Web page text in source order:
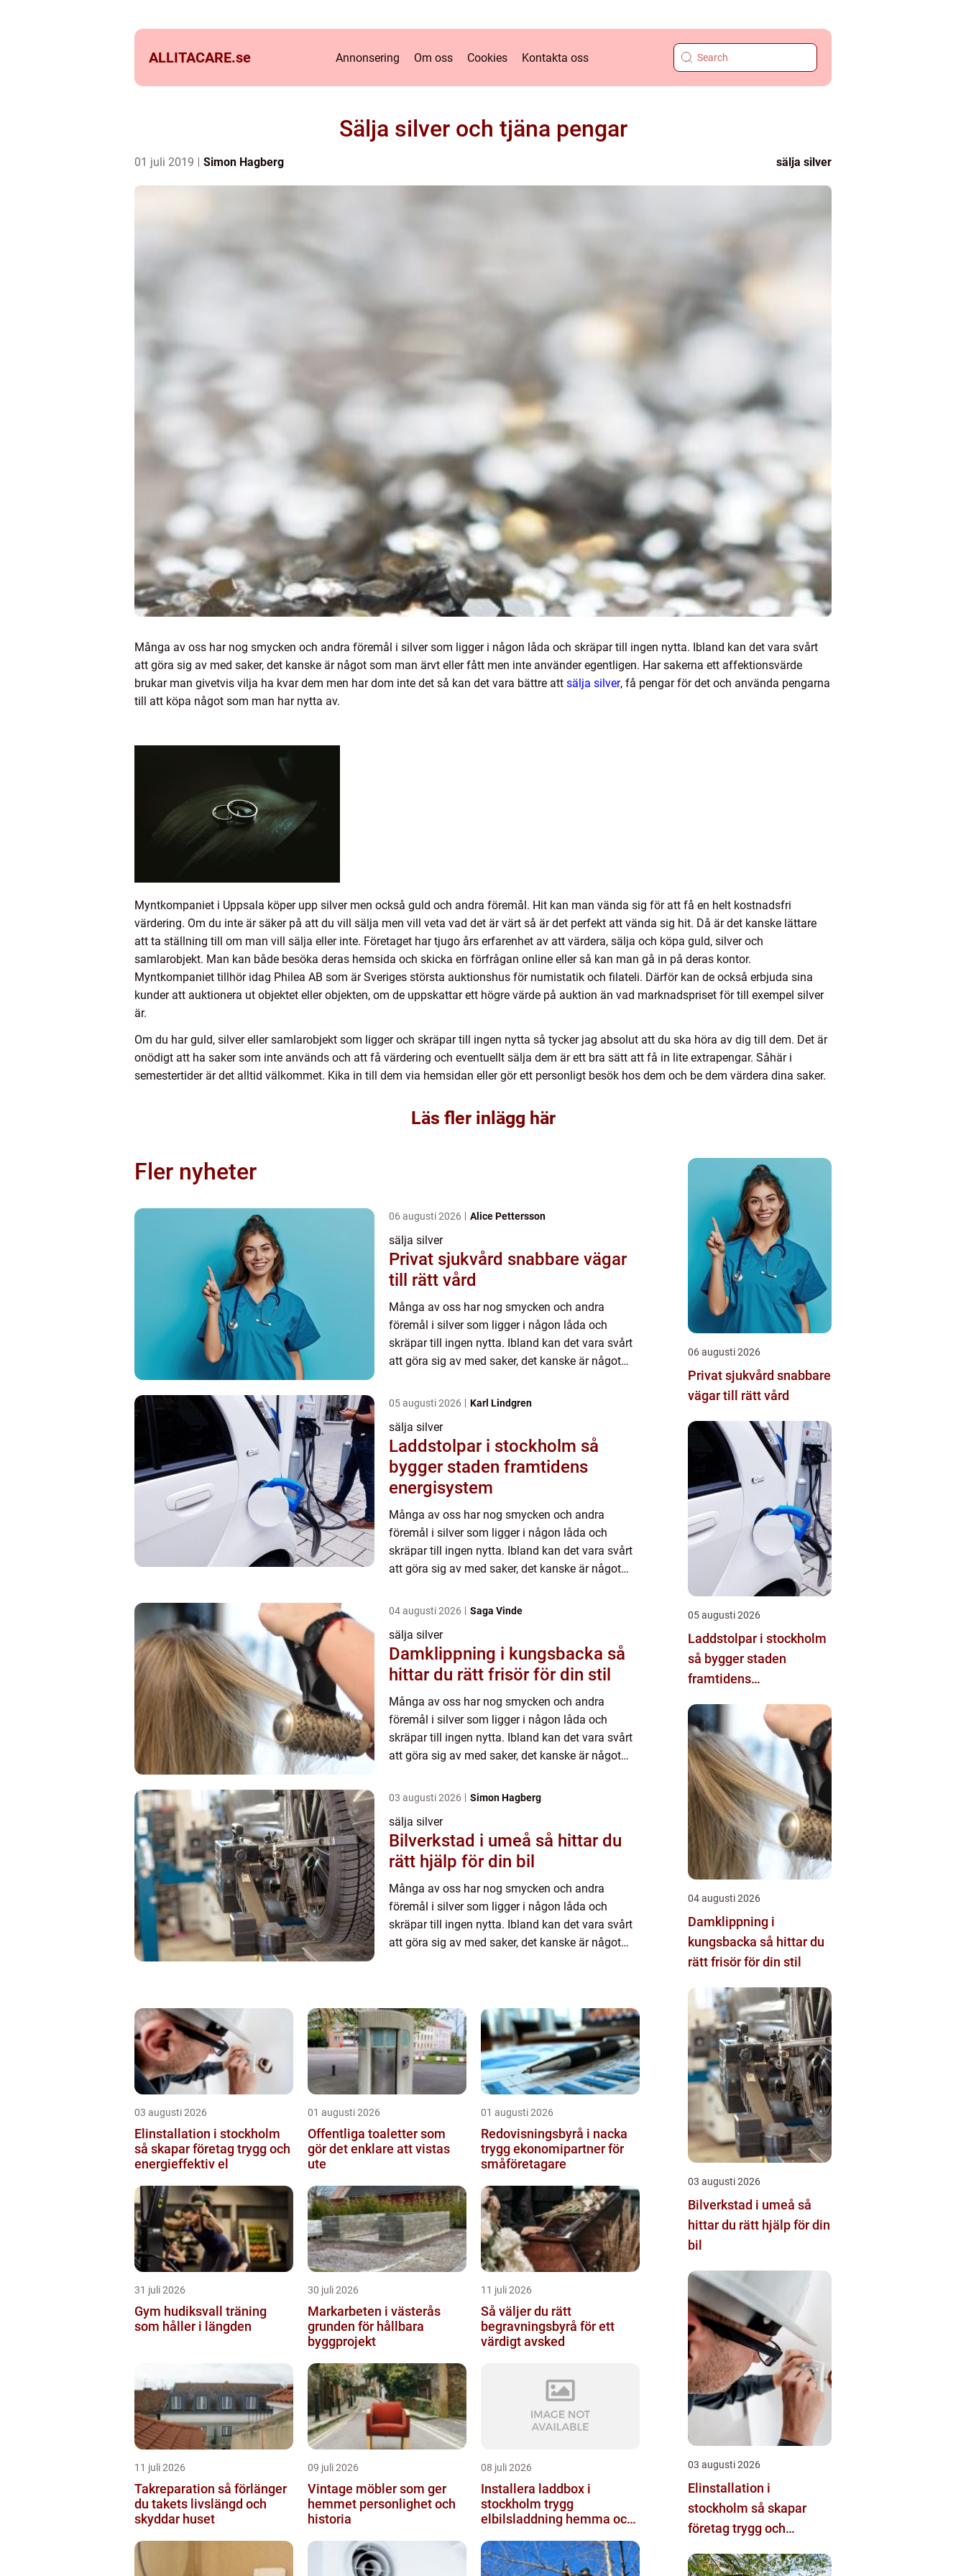
ALLITACARE.se Annonsering Om oss Cookies Kontakta oss
Sälja silver och tjäna pengar
01 juli 2019 Simon Hagberg sälja silver
Många av oss har nog smycken och andra föremål i silver som ligger i någon låda och skräpar till ingen nytta. Ibland kan det vara svårt
att göra sig av med saker, det kanske är något som man ärvt eller fått men inte använder egentligen. Har sakerna ett affektionsvärde
brukar man givetvis vilja ha kvar dem men har dom inte det så kan det vara bättre att sälja silver, få pengar för det och använda pengarna
till att köpa något som man har nytta av.
Myntkompaniet i Uppsala köper upp silver men också guld och andra föremål. Hit kan man vända sig för att få en helt kostnadsfri
värdering. Om du inte är säker på att du vill sälja men vill veta vad det är värt så är det perfekt att vända sig hit. Då är det kanske lättare
att ta ställning till om man vill sälja eller inte. Företaget har tjugo års erfarenhet av att värdera, sälja och köpa guld, silver och
samlarobjekt. Man kan både besöka deras hemsida och skicka en förfrågan online eller så kan man gå in på deras kontor.
Myntkompaniet tillhör idag Philea AB som är Sveriges största auktionshus för numistatik och filateli. Därför kan de också erbjuda sina
kunder att auktionera ut objektet eller objekten, om de uppskattar ett högre värde på auktion än vad marknadspriset för till exempel silver
är.
Om du har guld, silver eller samlarobjekt som ligger och skräpar till ingen nytta så tycker jag absolut att du ska höra av dig till dem. Det är
onödigt att ha saker som inte används och att få värdering och eventuellt sälja dem är ett bra sätt att få in lite extrapengar. Såhär i
semestertider är det alltid välkommet. Kika in till dem via hemsidan eller gör ett personligt besök hos dem och be dem värdera dina saker.
Läs fler inlägg här
Fler nyheter
06 augusti 2026 Alice Pettersson
sälja silver
Privat sjukvård snabbare vägar
till rätt vård
Många av oss har nog smycken och andra
föremål i silver som ligger i någon låda och
skräpar till ingen nytta. Ibland kan det vara svårt
att göra sig av med saker, det kanske är något
05 augusti 2026 Karl Lindgren
sälja silver
Laddstolpar i stockholm så
bygger staden framtidens
energisystem
Många av oss har nog smycken och andra
föremål i silver som ligger i någon låda och
skräpar till ingen nytta. Ibland kan det vara svårt
att göra sig av med saker, det kanske är något
04 augusti 2026 Saga Vinde
sälja silver
Damklippning i kungsbacka så
hittar du rätt frisör för din stil
Många av oss har nog smycken och andra
föremål i silver som ligger i någon låda och
skräpar till ingen nytta. Ibland kan det vara svårt
att göra sig av med saker, det kanske är något
03 augusti 2026 Simon Hagberg
sälja silver
Bilverkstad i umeå så hittar du
rätt hjälp för din bil
Många av oss har nog smycken och andra
föremål i silver som ligger i någon låda och
skräpar till ingen nytta. Ibland kan det vara svårt
att göra sig av med saker, det kanske är något
03 augusti 2026
Elinstallation i stockholm
så skapar företag trygg och
energieffektiv el
01 augusti 2026
Offentliga toaletter som
gör det enklare att vistas
ute
01 augusti 2026
Redovisningsbyrå i nacka
trygg ekonomipartner för
småföretagare
31 juli 2026
Gym hudiksvall träning
som håller i längden
30 juli 2026
Markarbeten i västerås
grunden för hållbara
byggprojekt
11 juli 2026
Så väljer du rätt
begravningsbyrå för ett
värdigt avsked
11 juli 2026
Takreparation så förlänger
du takets livslängd och
skyddar huset
09 juli 2026
Vintage möbler som ger
hemmet personlighet och
historia
08 juli 2026
Installera laddbox i
stockholm trygg
elbilsladdning hemma och
06 augusti 2026
Privat sjukvård snabbare
vägar till rätt vård
05 augusti 2026
Laddstolpar i stockholm
så bygger staden
framtidens
04 augusti 2026
Damklippning i
kungsbacka så hittar du
rätt frisör för din stil
03 augusti 2026
Bilverkstad i umeå så
hittar du rätt hjälp för din
bil
03 augusti 2026
Elinstallation i
stockholm så skapar
företag trygg och